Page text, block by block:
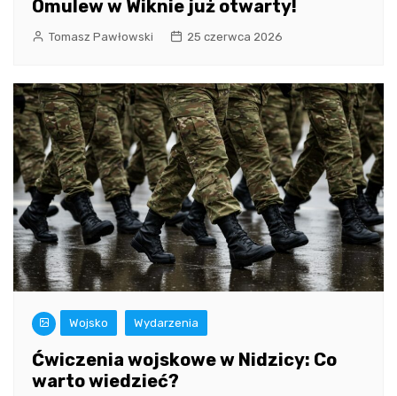
Omulew w Wiknie już otwarty!
Tomasz Pawłowski 25 czerwca 2026
Wojsko Wydarzenia
Ćwiczenia wojskowe w Nidzicy: Co
warto wiedzieć?